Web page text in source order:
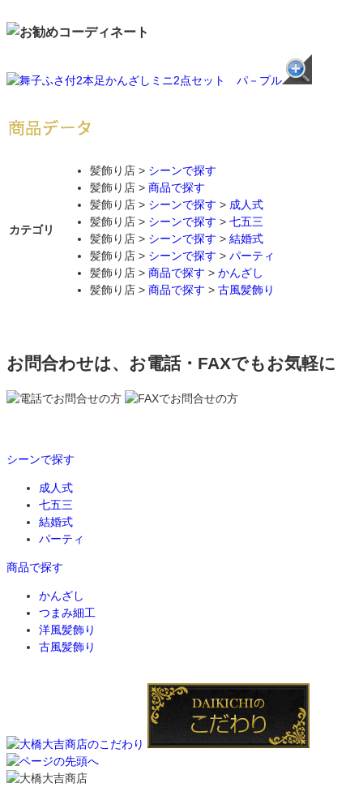
カテゴリ
髪飾り店 > シーンで探す
髪飾り店 > 商品で探す
髪飾り店 > シーンで探す > 成人式
髪飾り店 > シーンで探す > 七五三
髪飾り店 > シーンで探す > 結婚式
髪飾り店 > シーンで探す > パーティ
髪飾り店 > 商品で探す > かんざし
髪飾り店 > 商品で探す > 古風髪飾り
お問合わせは、お電話・FAXでもお気軽に
シーンで探す
成人式
七五三
結婚式
パーティ
商品で探す
かんざし
つまみ細工
洋風髪飾り
古風髪飾り